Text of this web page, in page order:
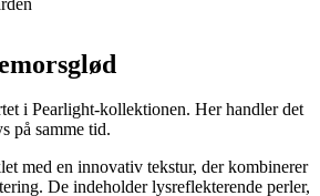
i Pearlight-kollektionen. Her handler det
på samme tid.
med en innovativ tekstur, der kombinerer
De indeholder lysreflekterende perler,